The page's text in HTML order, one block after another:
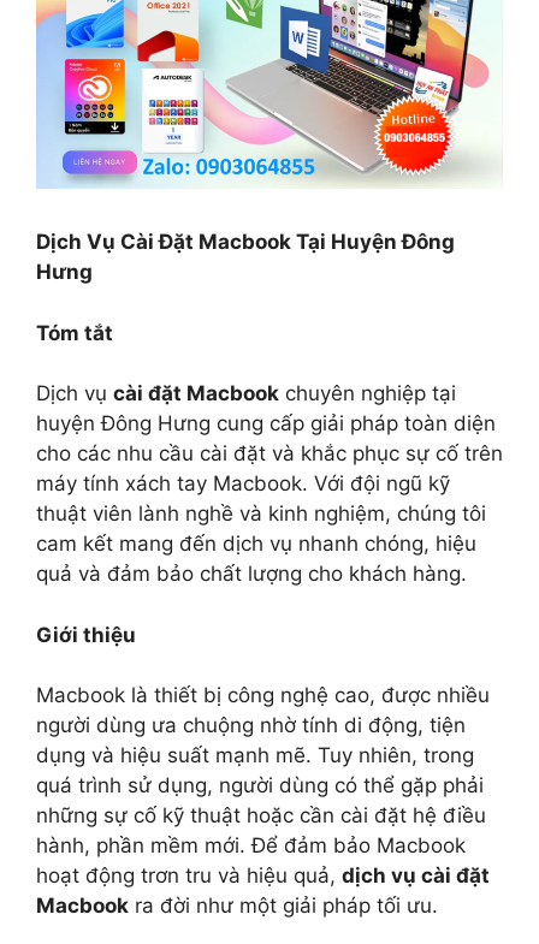
Dịch Vụ Cài Đặt Macbook Tại Huyện Đông
Hưng
Tóm tắt
Dịch vụ cài đặt Macbook chuyên nghiệp tại
huyện Đông Hưng cung cấp giải pháp toàn diện
cho các nhu cầu cài đặt và khắc phục sự cố trên
máy tính xách tay Macbook. Với đội ngũ kỹ
thuật viên lành nghề và kinh nghiệm, chúng tôi
cam kết mang đến dịch vụ nhanh chóng, hiệu
quả và đảm bảo chất lượng cho khách hàng.
Giới thiệu
Macbook là thiết bị công nghệ cao, được nhiều
người dùng ưa chuộng nhờ tính di động, tiện
dụng và hiệu suất mạnh mẽ. Tuy nhiên, trong
quá trình sử dụng, người dùng có thể gặp phải
những sự cố kỹ thuật hoặc cần cài đặt hệ điều
hành, phần mềm mới. Để đảm bảo Macbook
hoạt động trơn tru và hiệu quả, dịch vụ cài đặt
Macbook ra đời như một giải pháp tối ưu.